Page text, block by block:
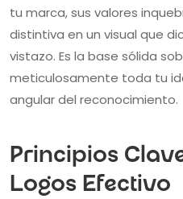
tu marca, sus valores
distintiva en un visual que
vistazo. Es la base sólida
meticulosamente toda tu
angular del reconocimiento.
Principios
Logos Efectivo